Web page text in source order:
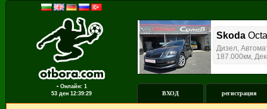
▪ Онлайн: 1
53 ден 12:39:29 ВХОД регистрация